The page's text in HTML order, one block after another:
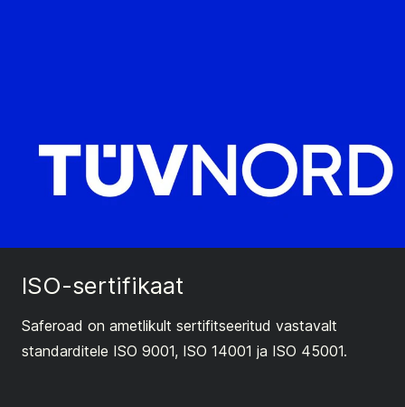
ISO-sertifikaat
Saferoad on ametlikult sertifitseeritud vastavalt
standarditele ISO 9001, ISO 14001 ja ISO 45001.